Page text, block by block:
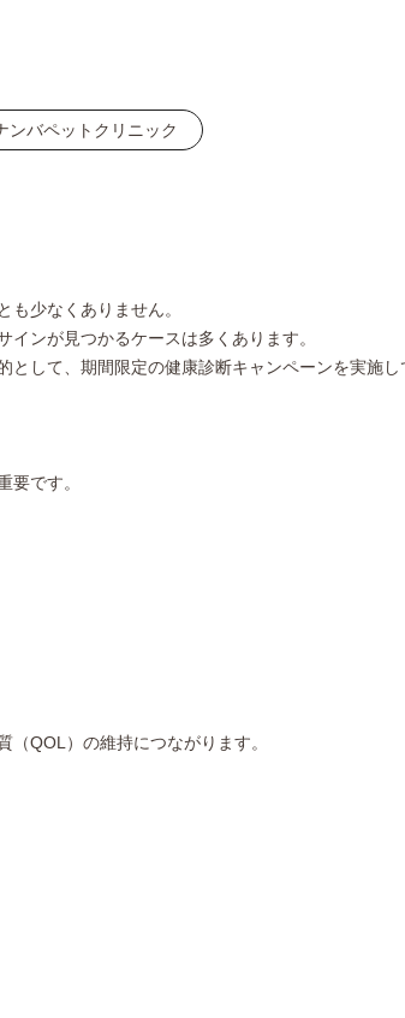
ンバペットクリニック
少なくありません。
インが見つかるケースは多くあります。
して、期間限定の健康診断キャンペーンを実施し
要です。
QOL）の維持につながります。